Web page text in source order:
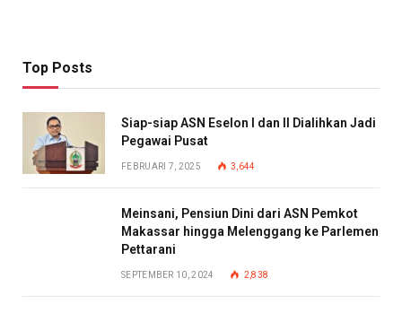
Top Posts
Siap-siap ASN Eselon I dan II Dialihkan Jadi
Pegawai Pusat
FEBRUARI 7, 2025 3,644
Meinsani, Pensiun Dini dari ASN Pemkot
Makassar hingga Melenggang ke Parlemen
Pettarani
SEPTEMBER 10, 2024 2,838